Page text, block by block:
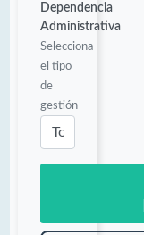
Dependencia
Administrativa
Selecciona
el tipo
de
gestión